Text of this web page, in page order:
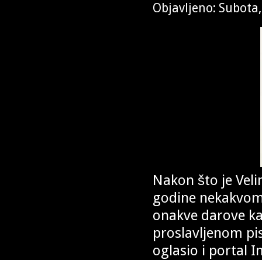
Objavljeno:
Nakon što je
godine
onakve darove
proslavljenom
oglasio i portal